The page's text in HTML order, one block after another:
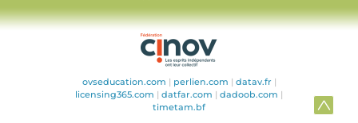
ovseducation.com | perlien.com | datav.fr |
licensing365.com | datfar.com | dadoob.com |
timetam.bf